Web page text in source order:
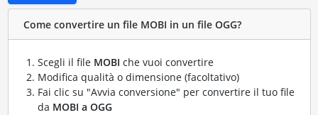
Come convertire un file MOBI in un file OGG?
Scegli il file MOBI che vuoi convertire
Modifica qualità o dimensione (facoltativo)
Fai clic su "Avvia conversione" per convertire il tuo file
da MOBI a OGG